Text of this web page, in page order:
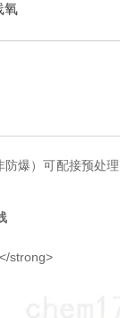
氧
爆）可配接预处